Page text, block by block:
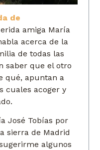
de
amiga María
acerca de la
de todas las
saber que el otro
qué, apuntan a
cuales acoger y
José Tobías por
sierra de Madrid
algunos